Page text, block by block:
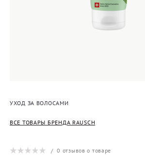
УХОД ЗА ВОЛОСАМИ
ВСЕ ТОВАРЫ БРЕНДА RAUSCH
/0 отзывов о товаре